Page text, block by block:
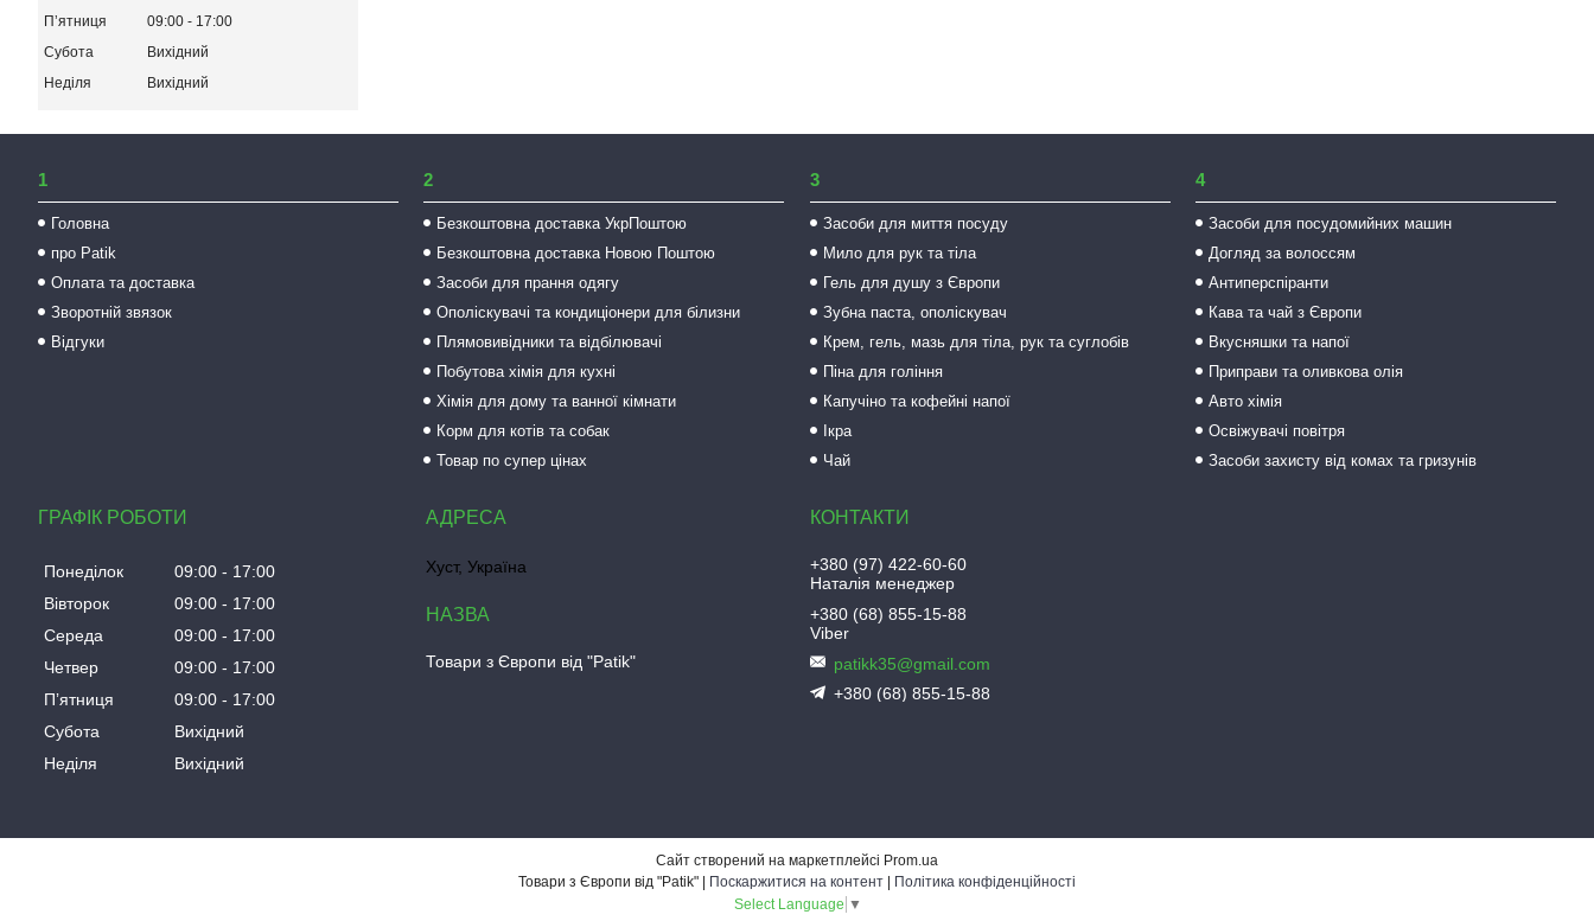
Пʼятниця
09:00
17:00
Субота
Вихідний
Неділя
Вихідний
1
Головна
про Patik
Оплата та доставка
Зворотній звязок
Відгуки
2
Безкоштовна доставка УкрПоштою
Безкоштовна доставка Новою Поштою
Засоби для прання одягу
Ополіскувачі та кондиціонери для білизни
Плямовивідники та відбілювачі
Побутова хімія для кухні
Хімія для дому та ванної кімнати
Корм для котів та собак
Товар по супер цінах
3
Засоби для миття посуду
Мило для рук та тіла
Гель для душу з Європи
Зубна паста, ополіскувач
Крем, гель, мазь для тіла, рук та суглобів
Піна для гоління
Капучіно та кофейні напої
Ікра
Чай
4
Засоби для посудомийних машин
Догляд за волоссям
Антиперспіранти
Кава та чай з Європи
Вкусняшки та напої
Приправи та оливкова олія
Авто хімія
Освіжувачі повітря
Засоби захисту від комах та гризунів
ГРАФІК РОБОТИ
Понеділок 09:00
17:00
Вівторок
09:00
17:00
Середа
09:00
17:00
Четвер
09:00
17:00
Пʼятниця
09:00
17:00
Субота
Вихідний
Неділя
Вихідний
Хуст, Україна
Товари з Європи від "Patik"
+380 (97) 422-60-60
Наталія менеджер
+380 (68) 855-15-88
Viber
patikk35@gmail.com
+380 (68) 855-15-88
Сайт створений на маркетплейсі Prom.ua
Товари з Європи від "Patik" | Поскаржитися на контент | Політика конфіденційності
Select Language ▼